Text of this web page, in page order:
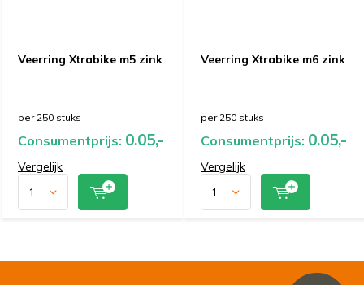
Veerring Xtrabike m5 zink
per 250 stuks
Consumentprijs: 0.05,-
Vergelijk
Veerring Xtrabike m6 zink
per 250 stuks
Consumentprijs: 0.05,-
Vergelijk